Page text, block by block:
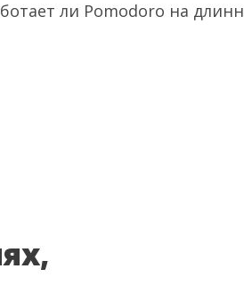
ли Pomodoro на